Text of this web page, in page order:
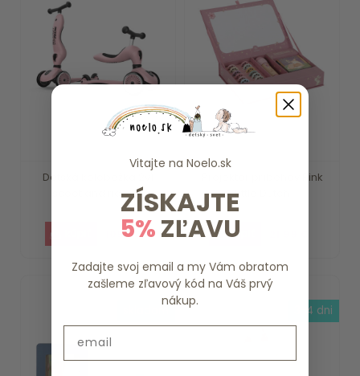
Detská kolobežka 2v1
scoot and ride -...
109.90 €
Projektor príbehov Pink
Little Dutch
3-4 dni
Vitajte na Noelo.sk
ZÍSKAJTE
5%ZĽAVU
Zadajte svoj email a my Vám obratom
zašleme zľavový kód na Váš prvý
nákup.